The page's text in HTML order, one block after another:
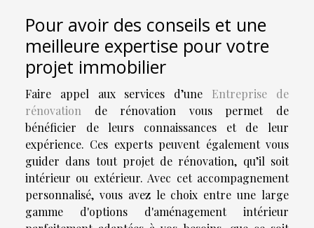
Pour avoir des conseils et une
meilleure expertise pour votre
projet immobilier
Faire appel aux services d’une Entreprise de
rénovation de rénovation vous permet de
bénéficier de leurs connaissances et de leur
expérience. Ces experts peuvent également vous
guider dans tout projet de rénovation, qu’il soit
intérieur ou extérieur. Avec cet accompagnement
personnalisé, vous avez le choix entre une large
gamme d'options d'aménagement intérieur